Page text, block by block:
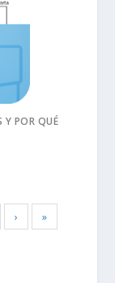
Y POR QUÉ
› »